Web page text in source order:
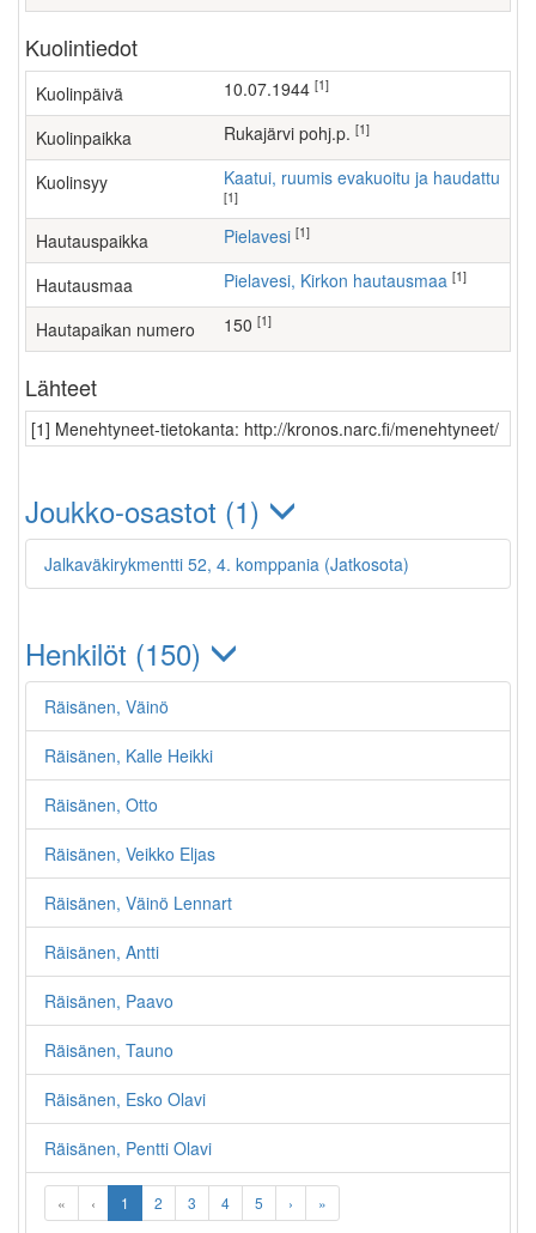
Kuolintiedot
Kuolinpäivä 10.07.1944 [1]
Kuolinpaikka Rukajärvi pohj.p. [1]
Kuolinsyy Kaatui, ruumis evakuoitu ja haudattu
[1]
Hautauspaikka Pielavesi [1]
Hautausmaa Pielavesi, Kirkon hautausmaa [1]
Hautapaikan numero 150 [1]
Lähteet
[1] Menehtyneet-tietokanta: http://kronos.narc.fi/menehtyneet/
Joukko-osastot (1)
Jalkaväkirykmentti 52, 4. komppania (Jatkosota)
Henkilöt (150)
Räisänen, Väinö
Räisänen, Kalle Heikki
Räisänen, Otto
Räisänen, Veikko Eljas
Räisänen, Väinö Lennart
Räisänen, Antti
Räisänen, Paavo
Räisänen, Tauno
Räisänen, Esko Olavi
Räisänen, Pentti Olavi
« ‹ 1 2 3 4 5 › »